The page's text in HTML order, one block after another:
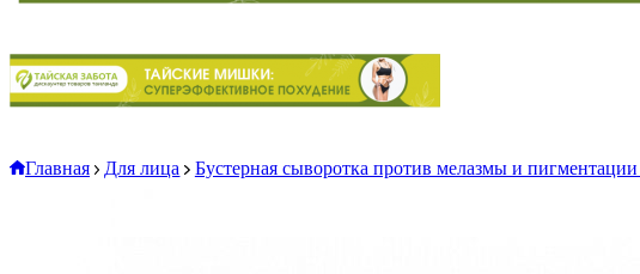
Главная Для лица Бустерная сыворотка против мелазмы и